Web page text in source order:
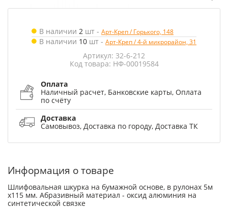
В наличии 2 шт - Арт-Креп / Горького, 148
В наличии 10 шт - Арт-Креп / 4-й микрорайон, 31
Артикул: 32-6-212
Код товара: НФ-00019584
Оплата
Наличный расчет, Банковские карты, Оплата
по счёту
Доставка
Самовывоз, Доставка по городу, Доставка ТК
Информация о товаре
Шлифовальная шкурка на бумажной основе, в рулонах 5м
х115 мм. Абразивный материал - оксид алюминия на
синтетической связке